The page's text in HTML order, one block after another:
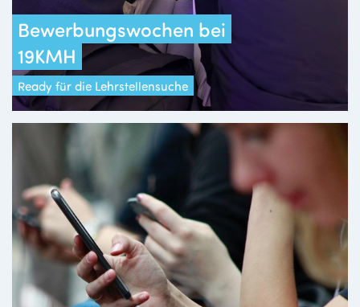
Bewerbungswochen bei
19KMH
Ready für die Lehrstellensuche